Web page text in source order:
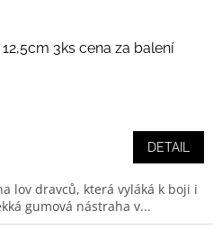
12,5cm 3ks cena za balení
DETAIL
lov dravců, která vyláká k boji i
gumová nástraha v...